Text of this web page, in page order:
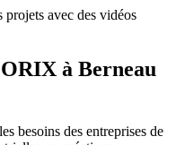
avec des vidéos
à Berneau
besoins des entreprises de